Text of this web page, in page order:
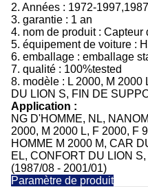
2. Années : 1972-
3. garantie : 1 an
4. nom de produit : Capteur
5. équipement de voiture :
6. emballage : emballage
7. qualité : 100%tested
8. modèle : L 2000, M 2000
DU LION S, FIN DE
Application :
NG D'HOMME, NL,
2000, M 2000 L, F 2000, F
HOMME M 2000 M, CAR
EL, CONFORT DU LION
(1987/08 - 2001/01)
Paramètre de produit